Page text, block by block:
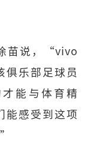
苗说，“vivo
俱乐部足球员
能与体育精
能感受到这项